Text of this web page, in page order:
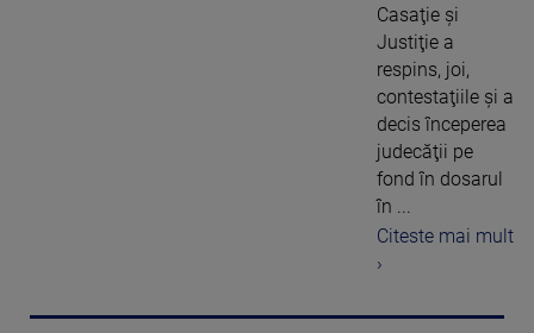
Casaţie şi
Justiţie a
respins, joi,
contestaţiile şi a
decis începerea
judecăţii pe
fond în dosarul
în ...
Citeste mai mult
›